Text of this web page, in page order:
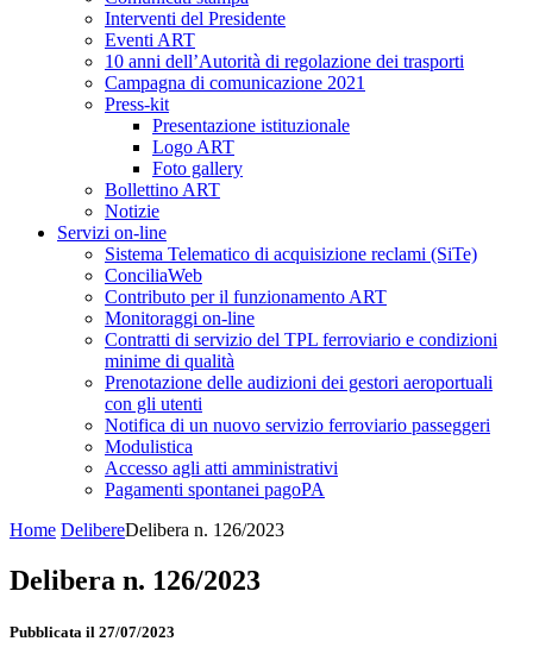
Interventi del Presidente
Eventi ART
10 anni dell’Autorità di regolazione dei trasporti
Campagna di comunicazione 2021
Press-kit
Presentazione istituzionale
Logo ART
Foto gallery
Bollettino ART
Notizie
Servizi on-line
Sistema Telematico di acquisizione reclami (SiTe)
ConciliaWeb
Contributo per il funzionamento ART
Monitoraggi on-line
Contratti di servizio del TPL ferroviario e condizioni
minime di qualità
Prenotazione delle audizioni dei gestori aeroportuali
con gli utenti
Notifica di un nuovo servizio ferroviario passeggeri
Modulistica
Accesso agli atti amministrativi
Pagamenti spontanei pagoPA
Home DelibereDelibera n. 126/2023
Delibera n. 126/2023
Pubblicata il 27/07/2023